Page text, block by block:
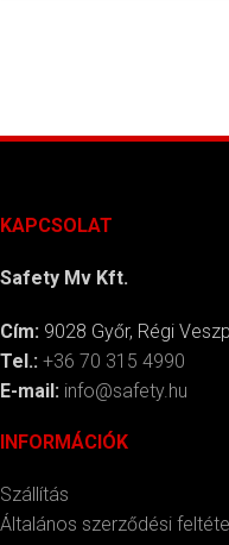
KAPCSOLAT
Safety Mv Kft.
Cím: 9028 Győr, Régi
Tel.: +36 70 315 4990
E-mail: info@safety.hu
INFORMÁCIÓK
Szállítás
Általános szerződési